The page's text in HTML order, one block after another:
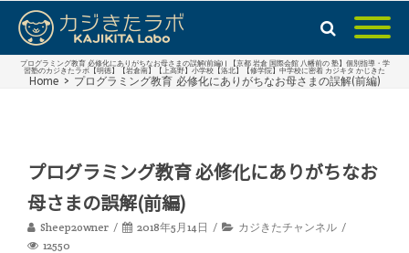
プログラミング教育 必修化にありがちなお母さまの誤解(前編) | 【京都 岩倉 国際会館 八幡前の 塾】個別指導・学
習塾のカジきたラボ【明徳】【岩倉南】【上高野】小学校【洛北】【修学院】中学校に密着 カジキタ かじきた
Home > プログラミング教育 必修化にありがちなお母さまの誤解(前編)
プログラミング教育 必修化にありがちなお
母さまの誤解(前編)
Sheep2owner 2018年5月14日
カジきたチャンネル
12550